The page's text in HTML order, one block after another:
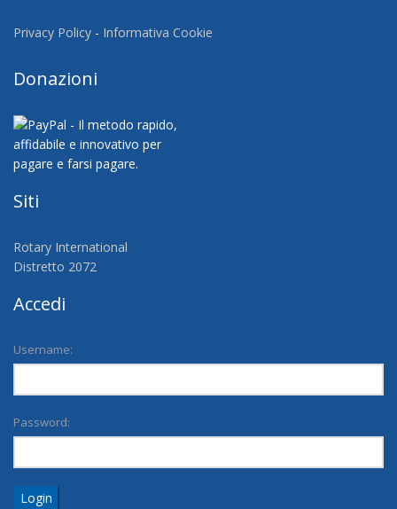
Privacy Policy - Informativa Cookie
Donazioni
Siti
Rotary International
Distretto 2072
Accedi
Username:
Password:
Login